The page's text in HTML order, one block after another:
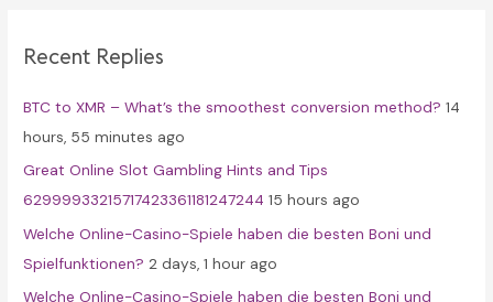
h
o
r
:
Recent Replies
BTC to XMR – What’s the smoothest conversion method? 14
hours, 55 minutes ago
Great Online Slot Gambling Hints and Tips
62999933215717423361181247244 15 hours ago
Welche Online-Casino-Spiele haben die besten Boni und
Spielfunktionen? 2 days, 1 hour ago
Welche Online-Casino-Spiele haben die besten Boni und